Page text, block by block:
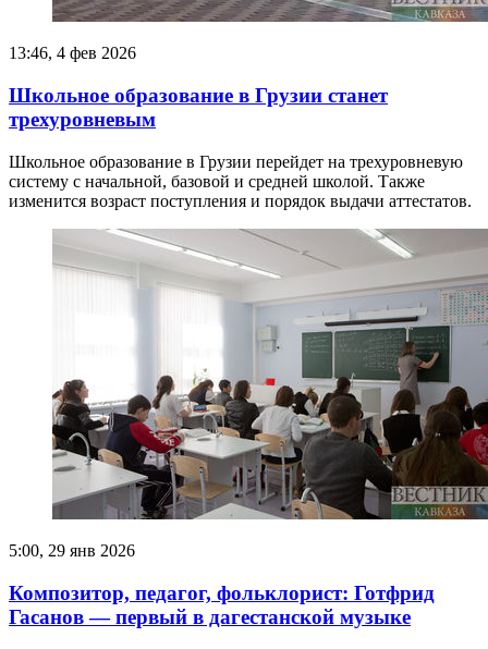
13:46, 4 фев 2026
Школьное образование в Грузии станет
трехуровневым
Школьное образование в Грузии перейдет на трехуровневую
систему с начальной, базовой и средней школой. Также
изменится возраст поступления и порядок выдачи аттестатов.
5:00, 29 янв 2026
Композитор, педагог, фольклорист: Готфрид
Гасанов — первый в дагестанской музыке